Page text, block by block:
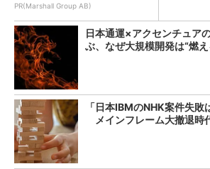
PR(Marshall Group AB)
日本通運×アクセンチュア
ぶ、なぜ大規模開発は“燃
「日本IBMのNHK案件失敗
メインフレーム大撤退時